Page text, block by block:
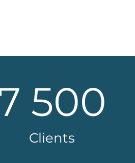
Clients
500